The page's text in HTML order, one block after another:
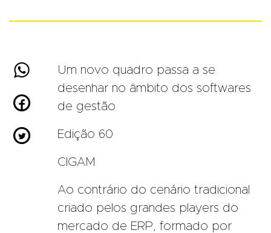



Um novo quadro passa a se
desenhar no âmbito dos softwares
de gestão
Edição 60
CIGAM
Ao contrário do cenário tradicional
criado pelos grandes players do
mercado de ERP, formado por